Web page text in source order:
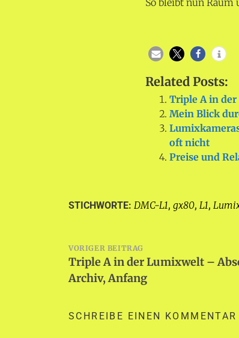
So bleibt nun Raum
Related Posts:
Triple A in
Mein Blick
oft nicht
Preise und
STICHWORTE: DMC-L1, gx80, L1,
VORIGER BEITRAG
Triple A in der Lumixwelt –
Archiv, Anfang
SCHREIBE EINEN KOMMENTAR